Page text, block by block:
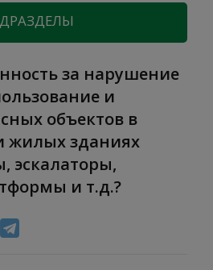
и
объектов в
жилых зданиях
эскалаторы,
и т.д.?